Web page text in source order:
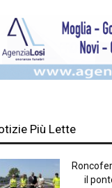
Più Lette
il